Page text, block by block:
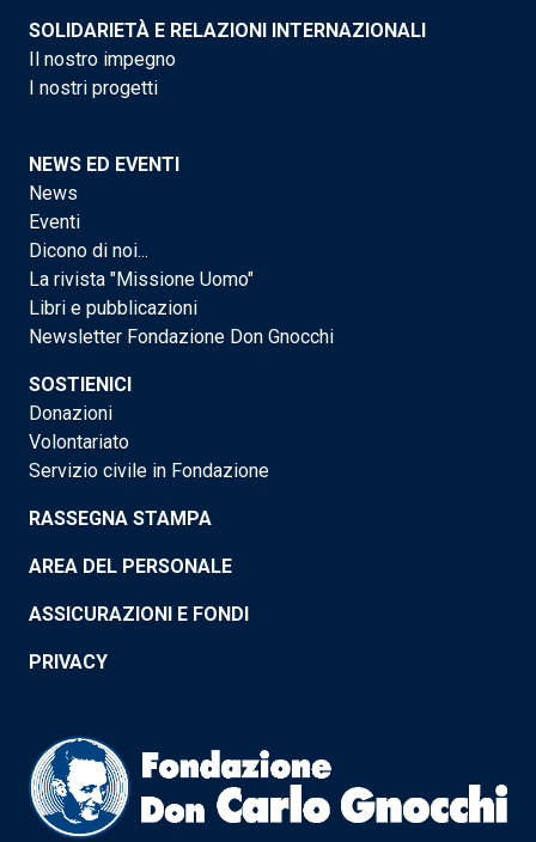
SOLIDARIETÀ E RELAZIONI INTERNAZIONALI
Il nostro impegno
I nostri progetti
NEWS ED EVENTI
News
Eventi
Dicono di noi...
La rivista "Missione Uomo"
Libri e pubblicazioni
Newsletter Fondazione Don Gnocchi
SOSTIENICI
Donazioni
Volontariato
Servizio civile in Fondazione
RASSEGNA STAMPA
AREA DEL PERSONALE
ASSICURAZIONI E FONDI
PRIVACY